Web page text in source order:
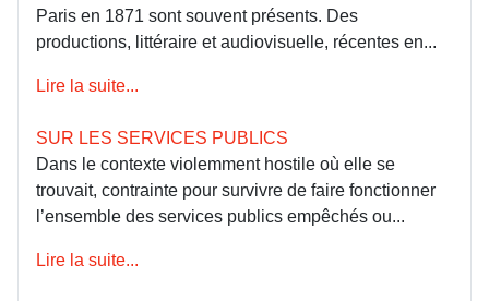
Paris en 1871 sont souvent présents. Des
productions, littéraire et audiovisuelle, récentes en...
Lire la suite...
SUR LES SERVICES PUBLICS
Dans le contexte violemment hostile où elle se
trouvait, contrainte pour survivre de faire fonctionner
l’ensemble des services publics empêchés ou...
Lire la suite...